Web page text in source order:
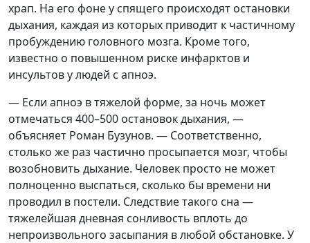
храп. На его фоне у спящего происходят остановки
дыхания, каждая из которых приводит к частичному
пробуждению головного мозга. Кроме того,
известно о повышенном риске инфарктов и
инсультов у людей с апноэ.
— Если апноэ в тяжелой форме, за ночь может
отмечаться 400–500 остановок дыхания, —
объясняет Роман Бузунов. — Соответственно,
столько же раз частично просыпается мозг, чтобы
возобновить дыхание. Человек просто не может
полноценно выспаться, сколько бы времени ни
проводил в постели. Следствие такого сна —
тяжелейшая дневная сонливость вплоть до
непроизвольного засыпания в любой обстановке. У